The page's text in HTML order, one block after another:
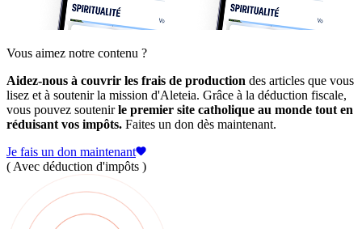
Vous aimez notre contenu ?
Aidez-nous à couvrir les frais de production des articles que vous
lisez et à soutenir la mission d'Aleteia. Grâce à la déduction fiscale,
vous pouvez soutenirle premier site catholique au monde tout en
réduisant vos impôts. Faites un don dès maintenant.
Je fais un don maintenant
( Avec déduction d'impôts )